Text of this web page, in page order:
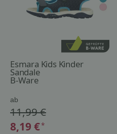
Esmara Kids Kinder
Sandale
B-Ware
ab
11,99 €
8,19 €*